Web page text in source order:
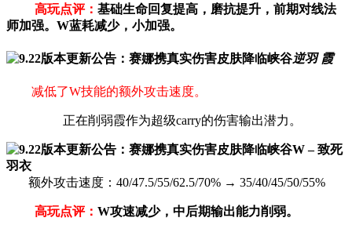
高玩点评： 基础生命回复提高，磨抗提升，前期对线法
师加强。W蓝耗减少，小加强。
逆羽 霞
减低了W技能的额外攻击速度。
正在削弱霞作为超级carry的伤害输出潜力。
W – 致死
羽衣
额外攻击速度：40/47.5/55/62.5/70% → 35/40/45/50/55%
高玩点评： W攻速减少，中后期输出能力削弱。